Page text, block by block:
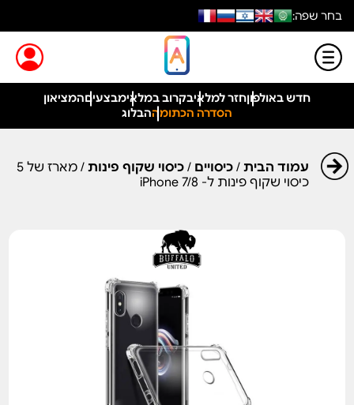
בחר שפה:
חדש באולפוןחזר למלאיבקרוב במלאימבצעיםהמציאון
הסדרה הכתומההבלוג
עמוד הבית/ כיסויים / כיסוי שקוף פינות
/ מארז של 5
כיסוי שקוף פינות ל- iPhone 7/8